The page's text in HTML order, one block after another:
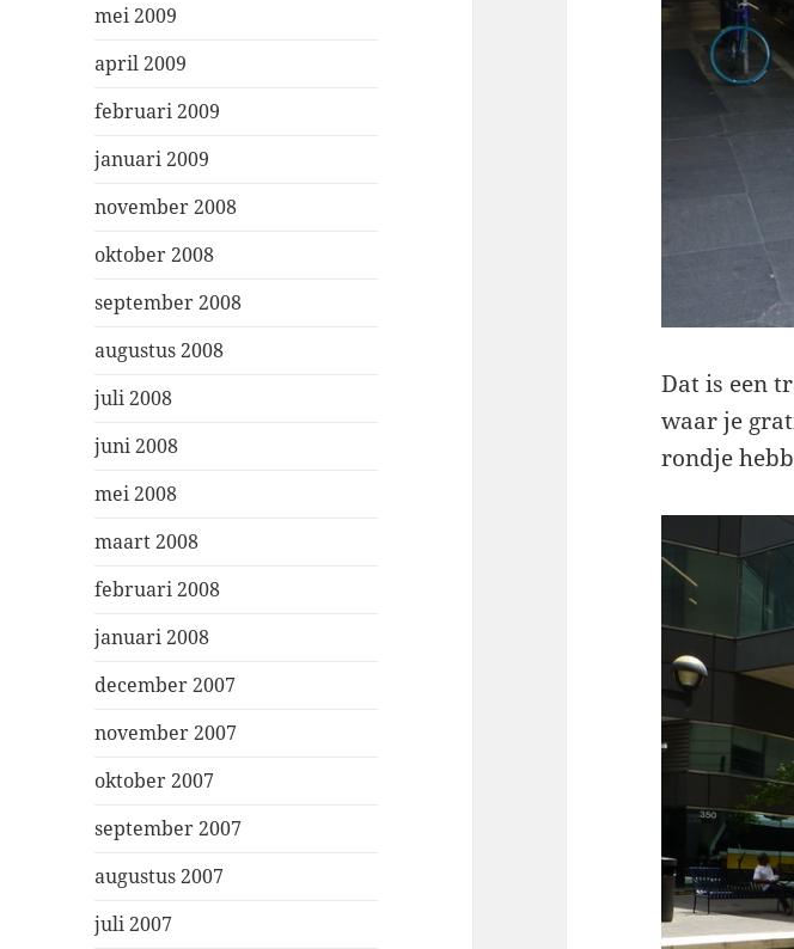
mei 2009
april 2009
februari 2009
januari 2009
november 2008
oktober 2008
september 2008
augustus 2008
juli 2008
juni 2008
mei 2008
maart 2008
februari 2008
januari 2008
december 2007
november 2007
oktober 2007
september 2007
augustus 2007
juli 2007
Dat is een
waar je
rondje